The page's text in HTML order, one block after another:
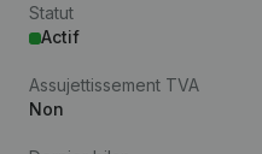
Statut
Actif
Assujettissement TVA
Non